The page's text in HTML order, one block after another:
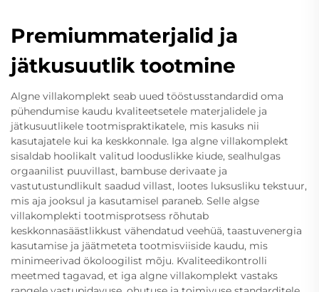
Premiummaterjalid ja
jätkusuutlik tootmine
Algne villakomplekt seab uued tööstusstandardid oma
pühendumise kaudu kvaliteetsetele materjalidele ja
jätkusuutlikele tootmispraktikatele, mis kasuks nii
kasutajatele kui ka keskkonnale. Iga algne villakomplekt
sisaldab hoolikalt valitud looduslikke kiude, sealhulgas
orgaanilist puuvillast, bambuse derivaate ja
vastutustundlikult saadud villast, lootes luksusliku tekstuur,
mis aja jooksul ja kasutamisel paraneb. Selle algse
villakomplekti tootmisprotsess rõhutab
keskkonnasäästlikkust vähendatud veehüä, taastuvenergia
kasutamise ja jäätmeteta tootmisviiside kaudu, mis
minimeerivad ökoloogilist mõju. Kvaliteedikontrolli
meetmed tagavad, et iga algne villakomplekt vastaks